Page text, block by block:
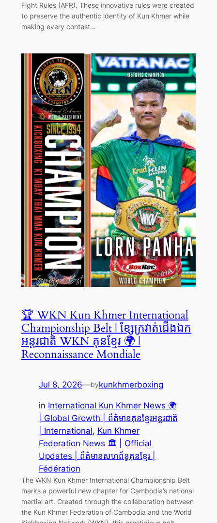
Fight Rules (AFR). These innovative rules were created
to preserve the authentic identity of Kun Khmer while
making every contest…
🏆 WKN Kun Khmer International
Championship Belt | ខ្សែក្រវាត់ជើងឯក
អន្តរជាតិ WKN គុនខ្មែរ 🌍 |
Reconnaissance Mondiale
Jul 8, 2026—bykunkhmerboxing
in International Kun Khmer News 🌍
| Global Growth | ព័ត៌មានគុនខ្មែរអន្តរជាតិ
| International, Kun Khmer
Federation News 🏛️ | Official
Updates | ព័ត៌មានសហព័ន្ធគុនខ្មែរ |
Fédération
The WKN Kun Khmer International Championship Belt
marks a powerful new chapter for Cambodia’s national
martial art. Created through the collaboration between
the Kun Khmer Federation of Cambodia and the World